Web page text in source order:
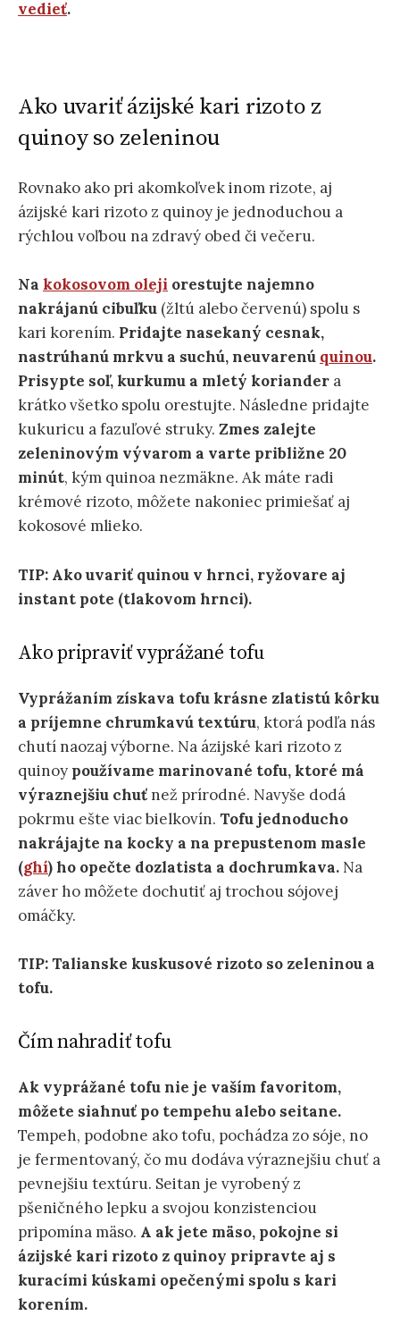
vedieť.
Ako uvariť ázijské kari rizoto z
quinoy so zeleninou
Rovnako ako pri akomkoľvek inom rizote, aj
ázijské kari rizoto z quinoy je jednoduchou a
rýchlou voľbou na zdravý obed či večeru.
Na kokosovom oleji orestujte najemno
nakrájanú cibuľku (žltú alebo červenú) spolu s
kari korením. Pridajte nasekaný cesnak,
nastrúhanú mrkvu a suchú, neuvarenú quinou.
Prisypte soľ, kurkumu a mletý koriander a
krátko všetko spolu orestujte. Následne pridajte
kukuricu a fazuľové struky. Zmes zalejte
zeleninovým vývarom a varte približne 20
minút, kým quinoa nezmäkne. Ak máte radi
krémové rizoto, môžete nakoniec primiešať aj
kokosové mlieko.
TIP: Ako uvariť quinou v hrnci, ryžovare aj
instant pote (tlakovom hrnci).
Ako pripraviť vyprážané tofu
Vyprážaním získava tofu krásne zlatistú kôrku
a príjemne chrumkavú textúru, ktorá podľa nás
chutí naozaj výborne. Na ázijské kari rizoto z
quinoy používame marinované tofu, ktoré má
výraznejšiu chuť než prírodné. Navyše dodá
pokrmu ešte viac bielkovín. Tofu jednoducho
nakrájajte na kocky a na prepustenom masle
(ghí) ho opečte dozlatista a dochrumkava. Na
záver ho môžete dochutiť aj trochou sójovej
omáčky.
TIP:Talianske kuskusové rizoto so zeleninou a
tofu.
Čím nahradiť tofu
Ak vyprážané tofu nie je vaším favoritom,
môžete siahnuť po tempehu alebo seitane.
Tempeh, podobne ako tofu, pochádza zo sóje, no
je fermentovaný, čo mu dodáva výraznejšiu chuť a
pevnejšiu textúru. Seitan je vyrobený z
pšeničného lepku a svojou konzistenciou
pripomína mäso. A ak jete mäso, pokojne si
ázijské kari rizoto z quinoy pripravte aj s
kuracími kúskami opečenými spolu s kari
korením.